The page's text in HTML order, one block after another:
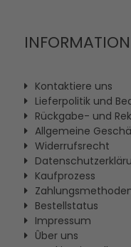
INFORMATION
Kontaktiere uns
Lieferpolitik und
Rückgabe- und
Allgemeine
Widerrufsrecht
Kaufprozess
Bestellstatus
Impressum
Ûber uns